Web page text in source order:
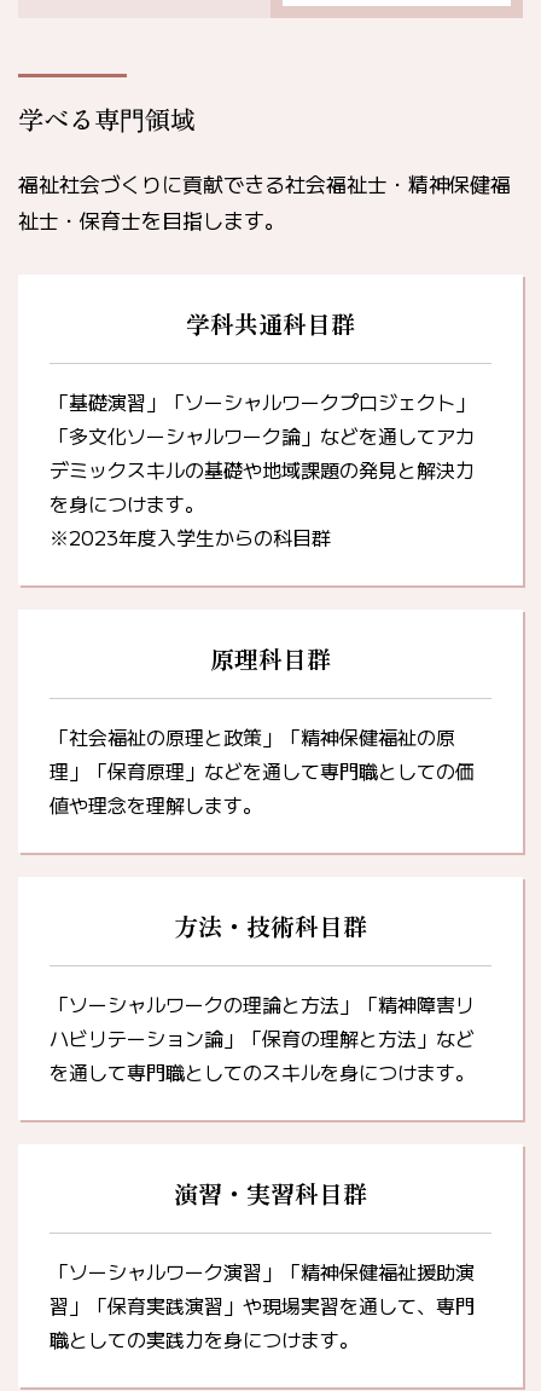
学べる専⾨領域
福祉社会づくりに貢献できる社会福祉士・精神保健福
祉士・保育士を目指します。
学科共通科目群
「基礎演習」「ソーシャルワークプロジェクト」
「多文化ソーシャルワーク論」などを通してアカ
デミックスキルの基礎や地域課題の発見と解決力
を身につけます。
※2023年度入学生からの科目群
原理科目群
「社会福祉の原理と政策」「精神保健福祉の原
理」「保育原理」などを通して専門職としての価
値や理念を理解します。
方法・技術科目群
「ソーシャルワークの理論と方法」「精神障害リ
ハビリテーション論」「保育の理解と方法」など
を通して専門職としてのスキルを身につけます。
演習・実習科目群
「ソーシャルワーク演習」「精神保健福祉援助演
習」「保育実践演習」や現場実習を通して、専門
職としての実践力を身につけます。